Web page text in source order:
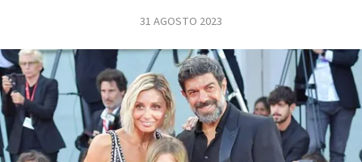
CONCORSI
EVENTI
31 AGOSTO 2023